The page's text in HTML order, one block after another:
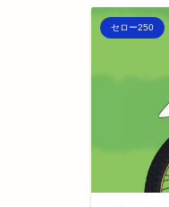
セロー250